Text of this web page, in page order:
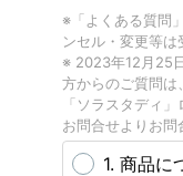
※「よくある質問
ンセル・変更等は
※ 2023年12月25
方からのご質問は
「ソラスタディ
お問合せよりお問
1. 商品に